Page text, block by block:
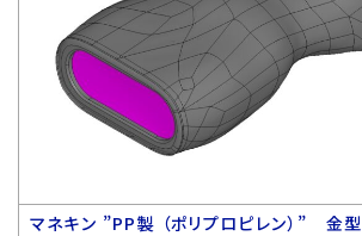
マネキン ”PP製 （ポリプロピレン）” 金型